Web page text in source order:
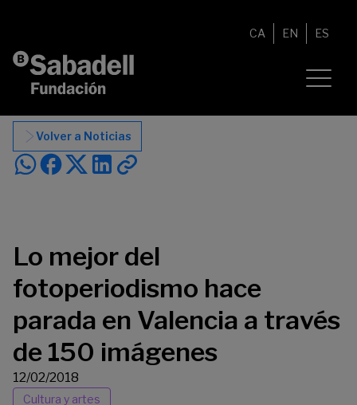
CA EN ES
Volver a Noticias
Lo mejor del
fotoperiodismo hace
parada en Valencia a través
de 150 imágenes
12/02/2018
Cultura y artes